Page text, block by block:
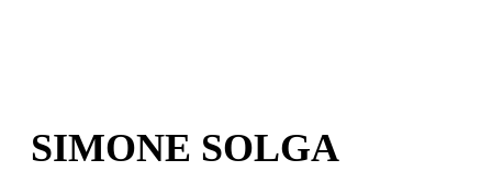
SIMONE SOLGA